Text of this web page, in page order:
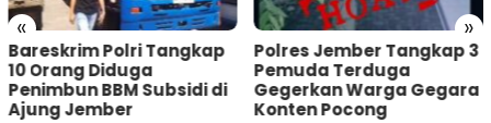
« »
Bareskrim Polri Tangkap
10 Orang Diduga
Penimbun BBM Subsidi di
Ajung Jember
Polres Jember Tangkap 3
Pemuda Terduga
Gegerkan Warga Gegara
Konten Pocong